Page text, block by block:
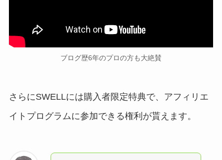
ブログ歴6年のプロの方も大絶賛
さらにSWELLには購入者限定特典で、アフィリエ
イトプログラムに参加できる権利が貰えます。